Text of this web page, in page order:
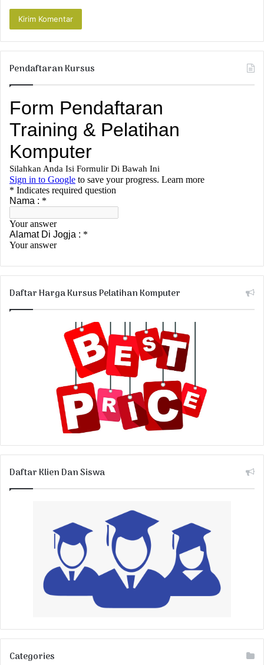
Pendaftaran Kursus
Daftar Harga Kursus Pelatihan Komputer
Daftar Klien Dan Siswa
Categories